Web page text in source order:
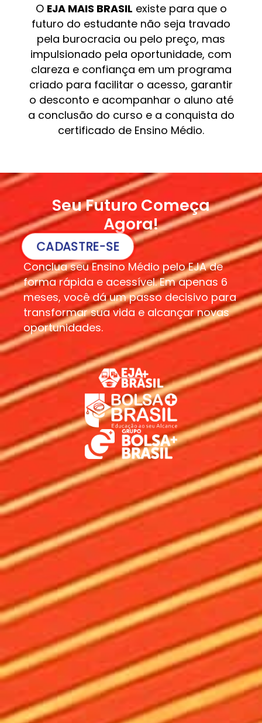
O EJA MAIS BRASIL existe para que o
futuro do estudante não seja travado
pela burocracia ou pelo preço, mas
impulsionado pela oportunidade, com
clareza e confiança em um programa
criado para facilitar o acesso, garantir
o desconto e acompanhar o aluno até
a conclusão do curso e a conquista do
certificado de Ensino Médio.
Seu Futuro Começa
Agora!
CADASTRE-SE
Conclua seu Ensino Médio pelo EJA de
forma rápida e acessível. Em apenas 6
meses, você dá um passo decisivo para
transformar sua vida e alcançar novas
oportunidades.